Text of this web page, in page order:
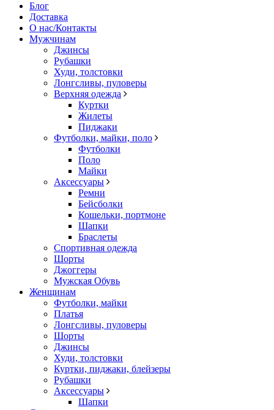
Блог
Доставка
О нас/Контакты
Мужчинам
Джинсы
Рубашки
Худи, толстовки
Лонгсливы, пуловеры
Верхняя одежда
Куртки
Жилеты
Пиджаки
Футболки, майки, поло
Футболки
Поло
Майки
Аксессуары
Ремни
Бейсболки
Кошельки, портмоне
Шапки
Браслеты
Спортивная одежда
Шорты
Джоггеры
Мужская Обувь
Женщинам
Футболки, майки
Платья
Лонгсливы, пуловеры
Шорты
Джинсы
Худи, толстовки
Куртки, пиджаки, блейзеры
Рубашки
Аксессуары
Шапки